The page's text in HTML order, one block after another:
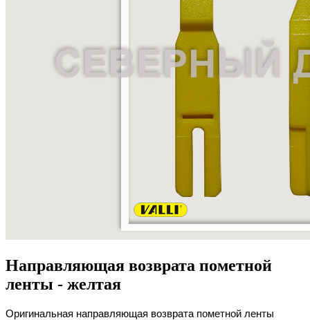
Направляющая возврата пометной
ленты - желтая
Оригинальная направляющая возврата пометной ленты